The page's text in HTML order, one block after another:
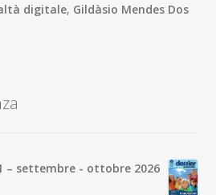
digitale, Gildàsio Mendes Dos
– settembre - ottobre 2026